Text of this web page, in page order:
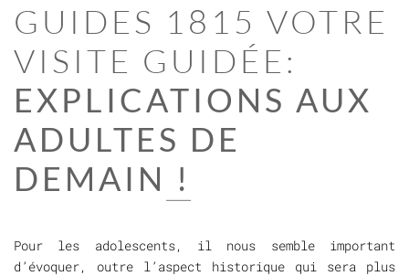
GUIDES 1815 VOTRE
VISITE GUIDÉE:
EXPLICATIONS AUX
ADULTES DE
DEMAIN !
Pour les adolescents, il nous semble important
d’évoquer, outre l’aspect historique qui sera plus